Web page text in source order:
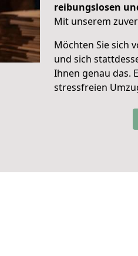
reibungslosen
Mit unserem
Möchten Sie sich
und sich
Ihnen genau das.
stressfreien